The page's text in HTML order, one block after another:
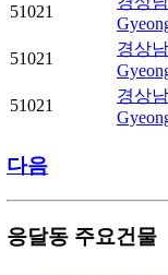
51021
51021
경상
51021
경상
다음
응달동 주요건물